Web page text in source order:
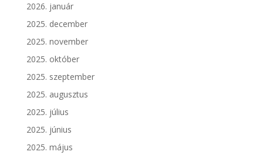
2026. január
2025. december
2025. november
2025. október
2025. szeptember
2025. augusztus
2025. július
2025. június
2025. május